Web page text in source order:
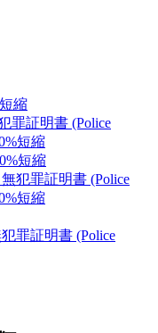
縮
罪証明書 (Police
短縮
短縮
犯罪証明書 (Police
短縮
罪証明書 (Police